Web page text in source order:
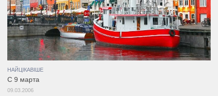
НАЙЦІКАВІШЕ
С 9 марта
09.03.2006